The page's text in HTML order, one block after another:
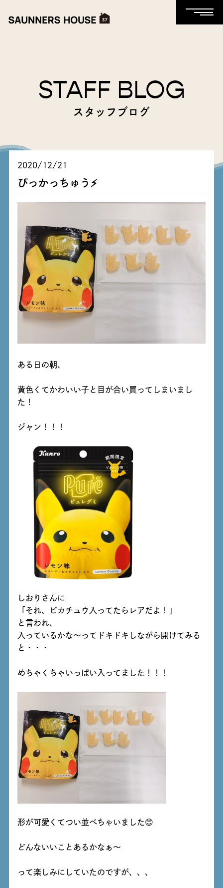
STAFF BLOG
スタッフブログ
2020/12/21
ぴっかっちゅう⚡
ある日の朝、
黄色くてかわいい子と目が合い買ってしまいまし
た！
ジャン！！！
しおりさんに
「それ、ピカチュウ入ってたらレアだよ！」
と言われ、
入っているかな～ってドキドキしながら開けてみる
と・・・
めちゃくちゃいっぱい入ってました！！！
形が可愛くてつい並べちゃいました😊
どんないいことあるかなぁ～
って楽しみにしていたのですが、、、